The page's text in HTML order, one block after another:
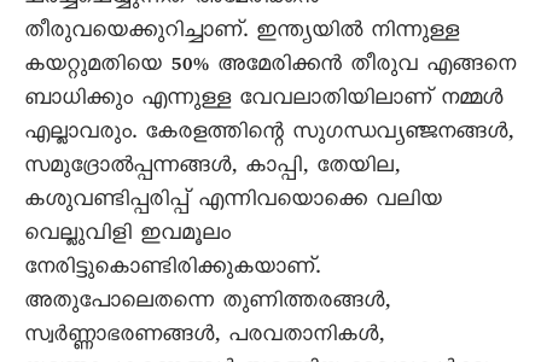
തീരുവയെക്കുറിച്ചാണ്. ഇന്ത്യയിൽ നിന്നുള്ള
കയറ്റുമതിയെ 50% അമേരിക്കൻ തീരുവ എങ്ങനെ
ബാധിക്കും എന്നുള്ള വേവലാതിയിലാണ് നമ്മൾ
എല്ലാവരും. കേരളത്തിന്റെ സുഗന്ധവ്യഞ്ജനങ്ങൾ,
സമുദ്രോൽപ്പന്നങ്ങൾ, കാപ്പി, തേയില,
കശുവണ്ടിപ്പരിപ്പ് എന്നിവയൊക്കെ വലിയ
വെല്ലുവിളി ഇവമൂലം
നേരിട്ടുകൊണ്ടിരിക്കുകയാണ്.
അതുപോലെതന്നെ തുണിത്തരങ്ങൾ,
സ്വർണ്ണാഭരണങ്ങൾ, പരവതാനികൾ,